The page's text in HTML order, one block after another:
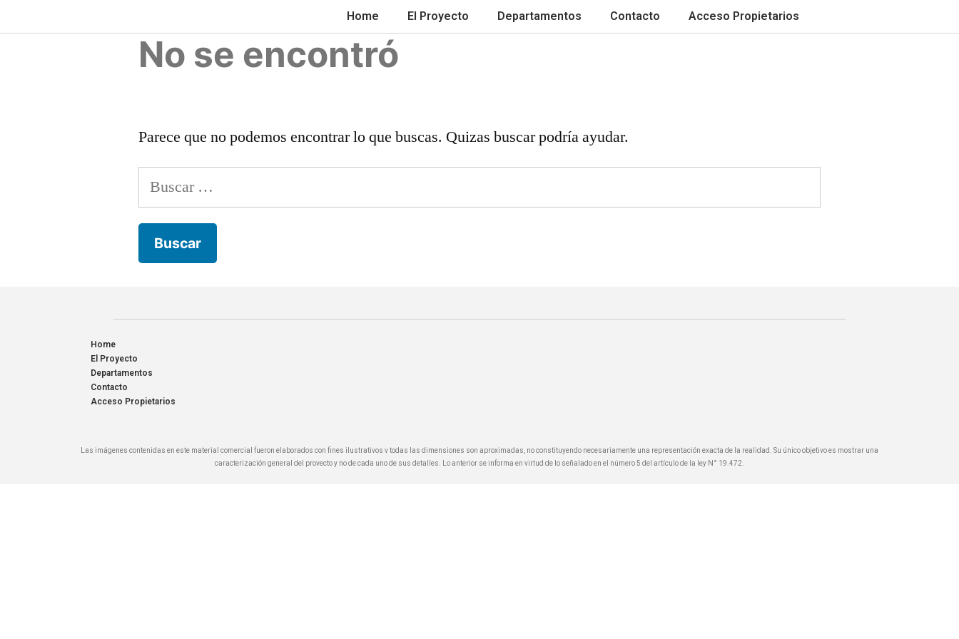
Home El Proyecto Departamentos Contacto Acceso Propietarios
No se encontró
Parece que no podemos encontrar lo que buscas. Quizas buscar podría ayudar.
Home
El Proyecto
Departamentos
Contacto
Acceso Propietarios
Las imágenes contenidas en este material comercial fueron elaborados con fines ilustrativos v todas las dimensiones son aproximadas, no constituyendo necesariamente una representación exacta de la realidad. Su único objetivo es mostrar una
caracterización general del provecto y no de cada uno de sus detalles. Lo anterior se informa en virtud de lo señalado en el número 5 del artículo de la ley N° 19.472.